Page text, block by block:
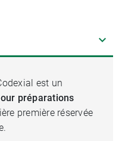
est un
préparations
première réservée